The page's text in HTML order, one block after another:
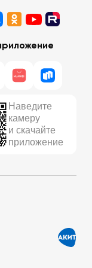
Наведите
камеру
и скачайте
приложение